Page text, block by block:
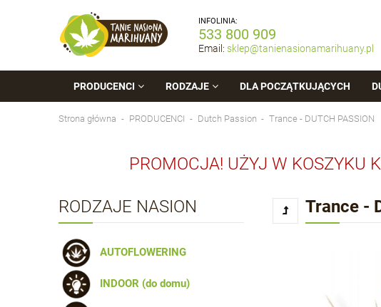
INFOLINIA:
533 800 909
Email: sklep@tanienasionamarihuany.pl
PRODUCENCI RODZAJE DLA POCZĄTKUJĄCYCH
Strona główna PRODUCENCI Dutch Passion Trance - DUTCH PASSION
PROMOCJA! UŻYJ W KOSZYKU
RODZAJE NASION
AUTOFLOWERING
INDOOR (do domu)
Trance -